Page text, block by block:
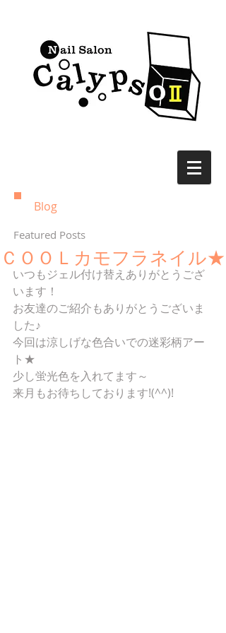
Blog
Featured Posts
ＣＯＯＬカモフラネイル★
いつもジェル付け替えありがとうござ
います！
お友達のご紹介もありがとうございま
した♪
今回は涼しげな色合いでの迷彩柄アー
ト★
少し蛍光色を入れてます～
来月もお待ちしております!(^^)!